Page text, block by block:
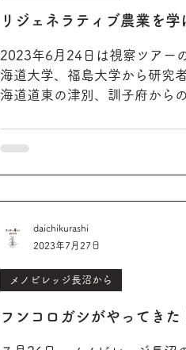
リジェネラティブ農業を学
2023年6月24日は視察ツアー
海道大学、福島大学から研究
海道道東の津別、訓子府から
して、楽しく学びました。...
フンコロガシがやってきた
メノビレッジ長沼から
daichikurashi
2023年7月27日